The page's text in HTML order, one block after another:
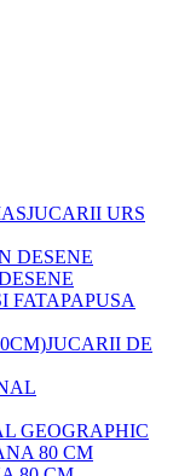
JUCARII URS
PAPUSA
JUCARII DE
GEOGRAPHIC